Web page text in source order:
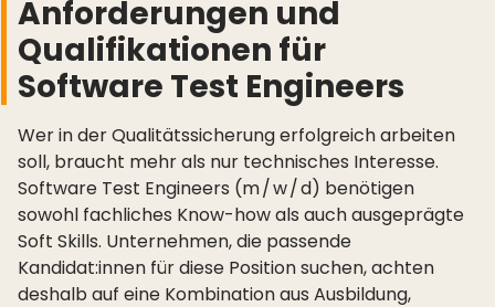
Anforderungen und
Qualifikationen für
Software Test Engineers
Wer in der Qualitätssicherung erfolgreich arbeiten
soll, braucht mehr als nur technisches Interesse.
Software Test Engineers (m / w / d) benötigen
sowohl fachliches Know-how als auch ausgeprägte
Soft Skills. Unternehmen, die passende
Kandidat:innen für diese Position suchen, achten
deshalb auf eine Kombination aus Ausbildung,